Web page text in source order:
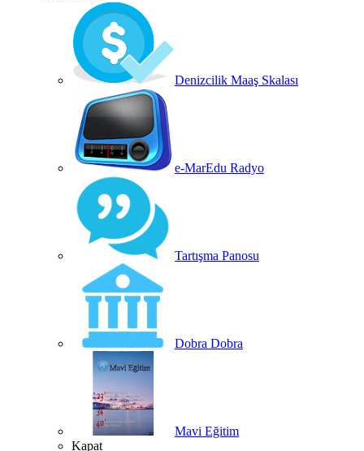
Denizcilik Maaş Skalası
e-MarEdu Radyo
Tartışma Panosu
Dobra Dobra
Mavi Eğitim
Kapat